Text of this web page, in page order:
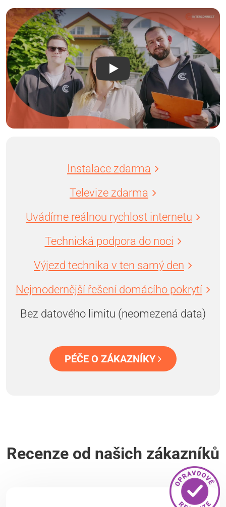
Instalace zdarma
Televize zdarma
Uvádíme reálnou rychlost internetu
Technická podpora do noci
Výjezd technika v ten samý den
Nejmodernější řešení domácího pokrytí
Bez datového limitu (neomezená data)
PÉČE O ZÁKAZNÍKY
Recenze od našich zákazníků